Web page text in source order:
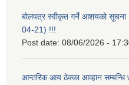
बोलपत्र स्वीकृत गर्ने आशयको
04-21) !!!
Post date: 08/06/2026 -
आन्तरिक आय ठेक्का आव्हान